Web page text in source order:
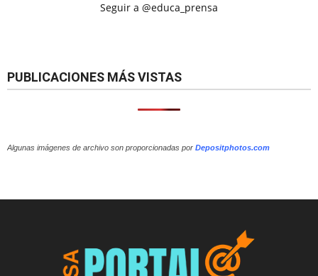
Seguir a @educa_prensa
PUBLICACIONES MÁS VISTAS
Algunas imágenes de archivo son proporcionadas por Depositphotos.com